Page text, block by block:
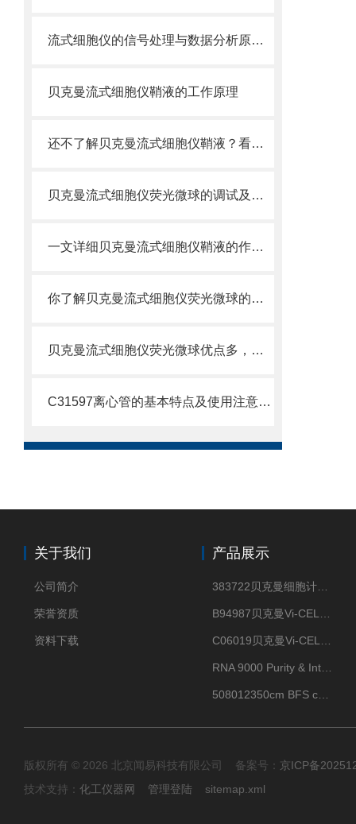
流式细胞仪的信号处理与数据分析原理分析
贝克曼流式细胞仪鞘液的工作原理
还不了解贝克曼流式细胞仪鞘液？看这里就对了！
贝克曼流式细胞仪荧光微球的调试及使用
一文详细贝克曼流式细胞仪鞘液的作用原理
你了解贝克曼流式细胞仪荧光微球的制备之怎样的吗
贝克曼流式细胞仪荧光微球优点多，实用效果好
C31597离心管的基本特点及使用注意事项
关于我们
公司简介
荣誉资质
资料下载
产品展示
版权所有 © 2026 北京闻易科技有限公司 备案号： 京ICP备
技术支持： 化工仪器网 管理登陆 sitemap.xml